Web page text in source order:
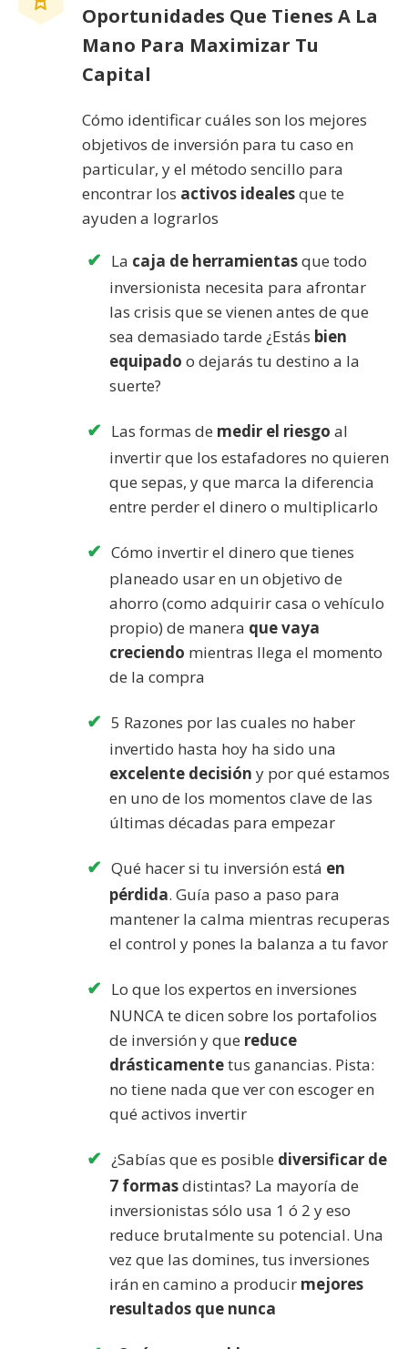
Oportunidades Que Tienes A La
Mano Para Maximizar Tu
Capital
Cómo identificar cuáles son los mejores
objetivos de inversión para tu caso en
particular, y el método sencillo para
encontrar los activos idealesque te
ayuden a lograrlos
La caja de herramientasque todo
inversionista necesita para afrontar
las crisis que se vienen antes de que
sea demasiado tarde ¿Estás bien
equipado o dejarás tu destino a la
suerte?
Las formas de medir el riesgo al
invertir que los estafadores no quieren
que sepas, y que marca la diferencia
entre perder el dinero o multiplicarlo
Cómo invertir el dinero que tienes
planeado usar en un objetivo de
ahorro (como adquirir casa o vehículo
propio) de manera que vaya
creciendo mientras llega el momento
de la compra
5 Razones por las cuales no haber
invertido hasta hoy ha sido una
excelente decisión y por qué estamos
en uno de los momentos clave de las
últimas décadas para empezar
Qué hacer si tu inversión está en
pérdida. Guía paso a paso para
mantener la calma mientras recuperas
el control y pones la balanza a tu favor
Lo que los expertos en inversiones
NUNCA te dicen sobre los portafolios
de inversión y que reduce
drásticamentetus ganancias. Pista:
no tiene nada que ver con escoger en
qué activos invertir
¿Sabías que es posible diversificar de
7 formasdistintas? La mayoría de
inversionistas sólo usa 1 ó 2 y eso
reduce brutalmente su potencial. Una
vez que las domines, tus inversiones
irán en camino a producir mejores
resultados que nunca